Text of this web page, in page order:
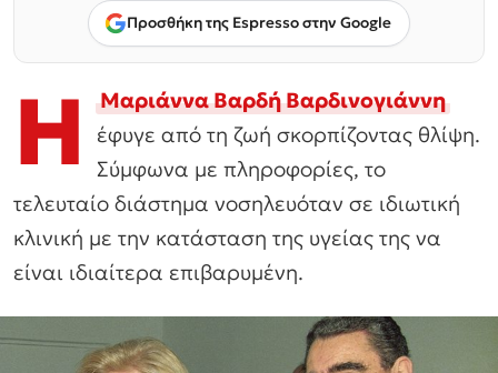
Προσθήκη της Espresso στην Google
Η
Μαριάννα Βαρδή Βαρδινογιάννη
έφυγε από τη ζωή σκορπίζοντας θλίψη.
Σύμφωνα με πληροφορίες, το
τελευταίο διάστημα νοσηλευόταν σε ιδιωτική
κλινική με την κατάσταση της υγείας της να
είναι ιδιαίτερα επιβαρυμένη.